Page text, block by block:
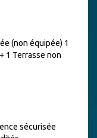
(non équipée) 1
1 Terrasse non
sécurisée